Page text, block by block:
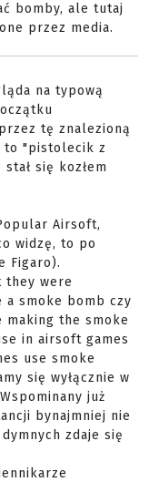
bomby, ale tutaj
przez media.
na typową
tę znalezioną
to "pistolecik z
się kozłem
Airsoft,
widzę, to po
Figaro).
they were
smoke bomb czy
making the smoke
in airsoft games
use smoke
się wyłącznie w
już
bynajmniej nie
zdaje się